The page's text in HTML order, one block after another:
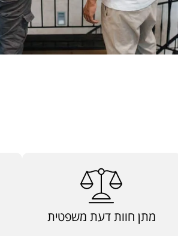
מתן חוות דעת משפטית